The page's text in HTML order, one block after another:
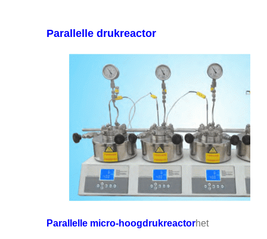
Parallelle drukreactor
Parallelle micro-hoogdrukreactorhet